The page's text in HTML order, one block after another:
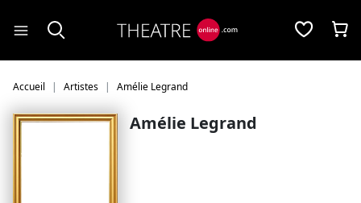
Accueil Artistes Amélie Legrand
Amélie Legrand